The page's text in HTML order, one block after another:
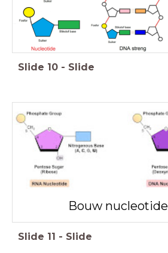
Slide 10 - Slide
Bouw nucleotide
Slide 11 - Slide